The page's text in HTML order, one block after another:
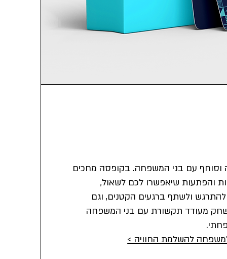
וסוחף עם בני המשפחה. בקופסה מחכים
והפתעות שיאפשרו לכם לשאול,
להתרגש ולשתף ברגעים הקטנים, וגם
מעודד תקשורת עם בני המשפחה
להשלמת החוויה >